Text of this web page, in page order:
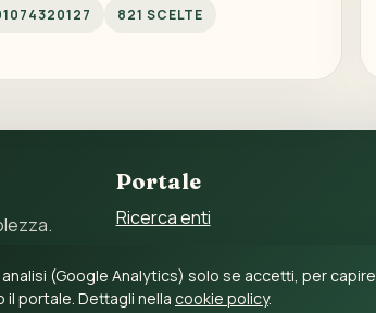
821 SCELTE
C.F.
Portale
Ricerca enti
Guida al 5 per mille
(Google Analytics) solo se accetti, per capire
il portale. Dettagli nella cookie policy.